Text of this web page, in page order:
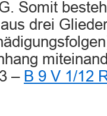
Somit
aus drei
– B 9 V 1/12